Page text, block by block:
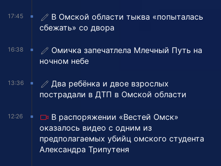
17:45
В Омской области тыква «попыталась
сбежать» со двора
16:38
Омичка запечатлела Млечный Путь на
ночном небе
13:36
Два ребёнка и двое взрослых
пострадали в ДТП в Омской области
12:26
В распоряжении «Вестей Омск»
оказалось видео с одним из
предполагаемых убийц омского студента
Александра Трипутеня